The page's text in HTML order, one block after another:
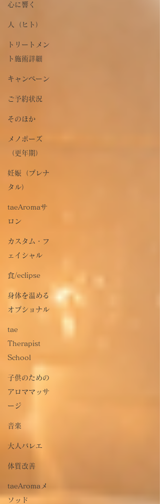
心に響く
人（ヒト）
トリートメン
ト施術詳細
キャンペーン
ご予約状況
そのほか
メノポーズ
（更年期）
妊娠（プレナ
タル）
taeAromaサ
ロン
カスタム・フ
ェイシャル
食/eclipse
身体を温める
オプショナル
tae
Therapist
School
子供のための
アロママッサ
ージ
音楽
大人バレエ
体質改善
taeAromaメ
ソッド